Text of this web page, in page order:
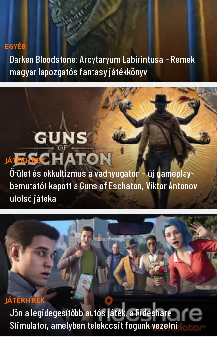
EGYÉB
Darken Bloodstone: Arcytaryum Labirintusa – Remek
magyar lapozgatós fantasy játékkönyv
JÁTÉKHÍREK
Őrület és okkultizmus a vadnyugaton – új gameplay-
bemutatót kapott a Guns of Eschaton, Viktor Antonov
utolsó játéka
JÁTÉKHÍREK
Jön a legidegesítőbb autós játék, a Rideshare
Stimulator, amelyben telekocsit fogunk vezetni